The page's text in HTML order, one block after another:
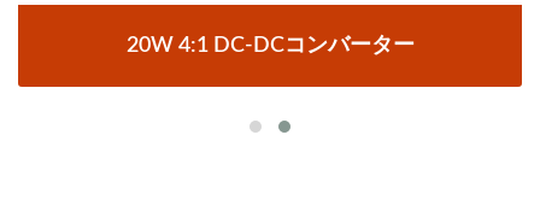
20W 4:1 DC-DCコンバーター